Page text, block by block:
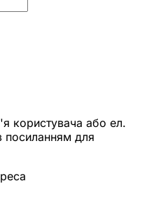
користувача або ел.
посиланням для